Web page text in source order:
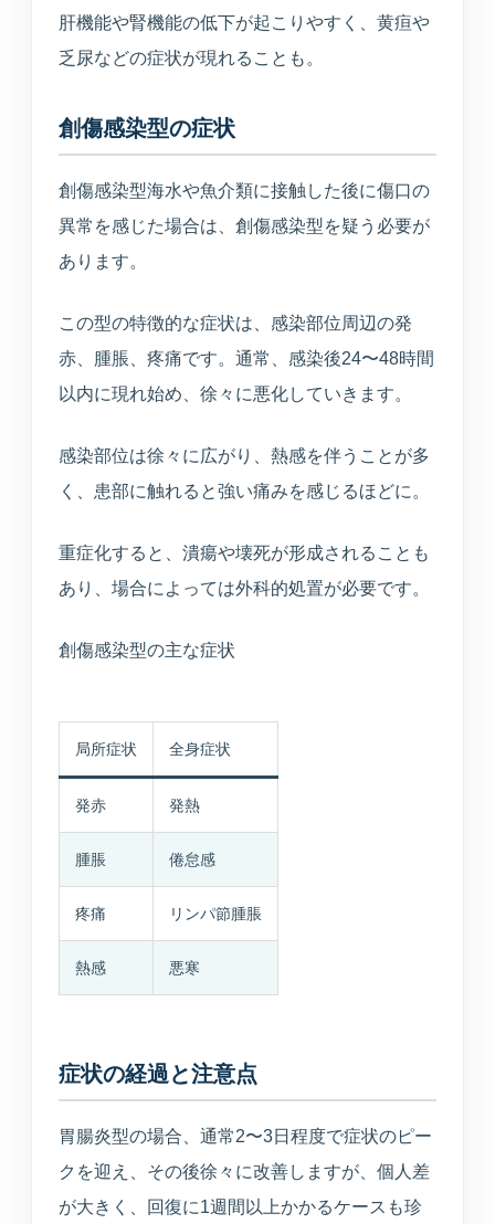
肝機能や腎機能の低下が起こりやすく、黄疸や
乏尿などの症状が現れることも。
創傷感染型の症状
創傷感染型海水や魚介類に接触した後に傷口の
異常を感じた場合は、創傷感染型を疑う必要が
あります。
この型の特徴的な症状は、感染部位周辺の発
赤、腫脹、疼痛です。通常、感染後24〜48時間
以内に現れ始め、徐々に悪化していきます。
感染部位は徐々に広がり、熱感を伴うことが多
く、患部に触れると強い痛みを感じるほどに。
重症化すると、潰瘍や壊死が形成されることも
あり、場合によっては外科的処置が必要です。
創傷感染型の主な症状
局所症状 全身症状
発赤 発熱
腫脹 倦怠感
疼痛 リンパ節腫脹
熱感 悪寒
症状の経過と注意点
胃腸炎型の場合、通常2〜3日程度で症状のピー
クを迎え、その後徐々に改善しますが、個人差
が大きく、回復に1週間以上かかるケースも珍